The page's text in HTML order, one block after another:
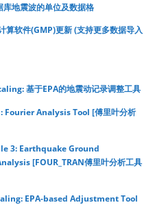
库地震波的单位及数据格
软件(GMP)更新 (支持更多数据导入
基于EPA的地震动记录调整工具
Fourier Analysis Tool [傅里叶分析
3: Earthquake Ground
[FOUR_TRAN傅里叶分析工具
EPA-based Adjustment Tool